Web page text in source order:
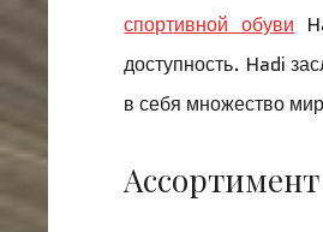
спортивной обуви
доступность. Hadi
в себя множество